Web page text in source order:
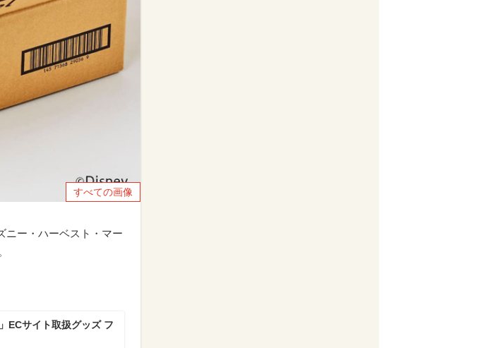
すべての画像
ニー・ハーベスト・マー
ECサイト取扱グッズ フ